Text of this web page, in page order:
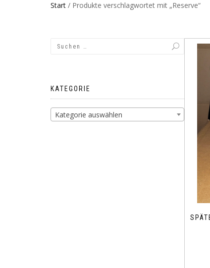
Start / Produkte verschlagwortet mit „Reserve“
KATEGORIE
Kategorie auswählen